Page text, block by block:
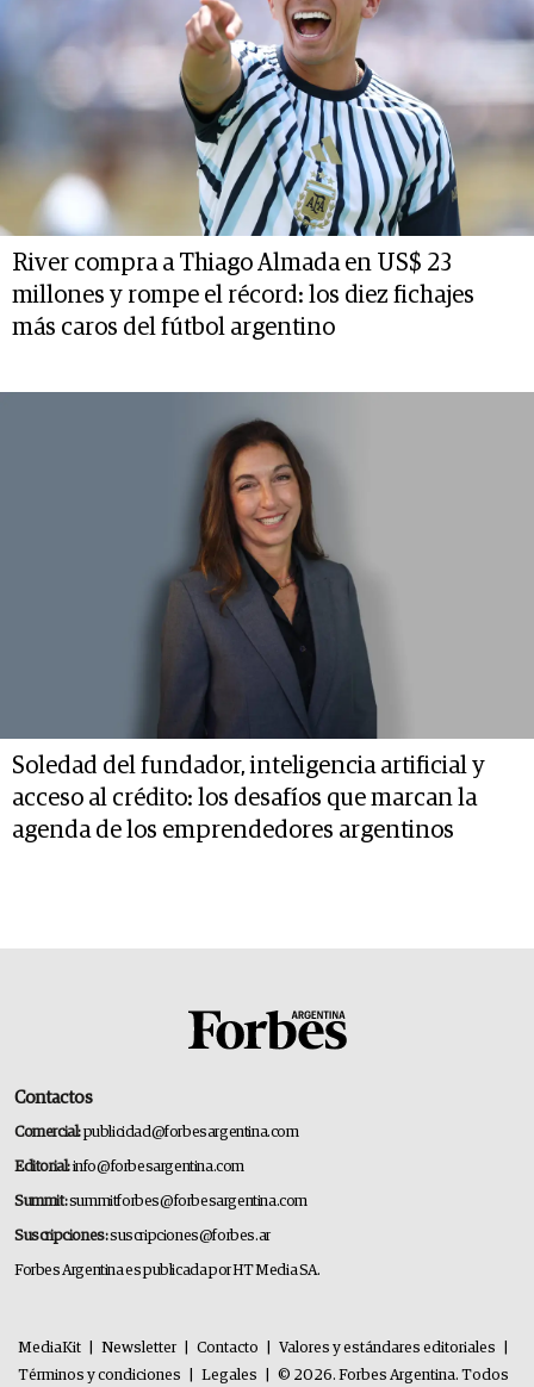
River compra a Thiago Almada en US$ 23
millones y rompe el récord: los diez fichajes
más caros del fútbol argentino
Soledad del fundador, inteligencia artificial y
acceso al crédito: los desafíos que marcan la
agenda de los emprendedores argentinos
Contactos
Comercial:publicidad@forbesargentina.com
Editorial:info@forbesargentina.com
Summit:summitforbes@forbesargentina.com
Suscripciones:suscripciones@forbes.ar
Forbes Argentina es publicada por HT Media SA.
MediaKit Newsletter Contacto Valores y estándares editoriales
Términos y condiciones
Legales © 2026. Forbes Argentina. Todos